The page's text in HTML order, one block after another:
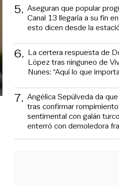
5. Aseguran que popular
Canal 13 llegaría a su fin
esto dicen desde la
6. La certera respuesta de
López tras ninguneo de
Nunes: “Aquí lo que
7. Angélica Sepúlveda da
tras confirmar rompimiento
sentimental con galán
enterró con demoledora